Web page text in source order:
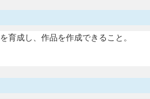
成し、作品を作成できること。